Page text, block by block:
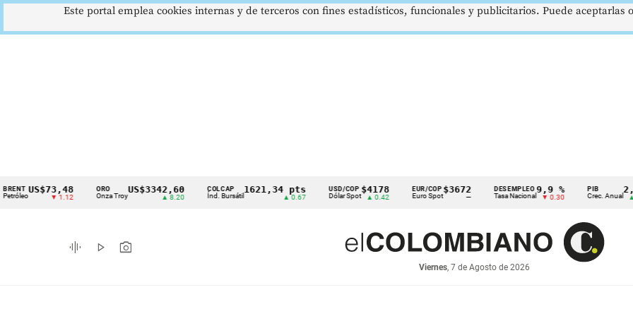
Cintillo
indicadores
económicos
▼ 1.12
ORO
Onza Troy
US$3342,60 COLCAP
Índ. Bursátil
1621,34 pts USD/COP
Dólar Spot
$4178
▲ 0.42
EUR/COP
Euro Spot
$3672
—
DESEMPLEO
Tasa Nacional
9,9 %
▼ 0.30
PIB
Crec. Anual
2,8 %
▲ 0.10
graphic_eq play_arrow photo_camera
Viernes, 7 de Agosto de 2026
Este portal emplea cookies internas y de terceros con fines estadísticos, funcionales y publicitarios. Puede aceptarlas